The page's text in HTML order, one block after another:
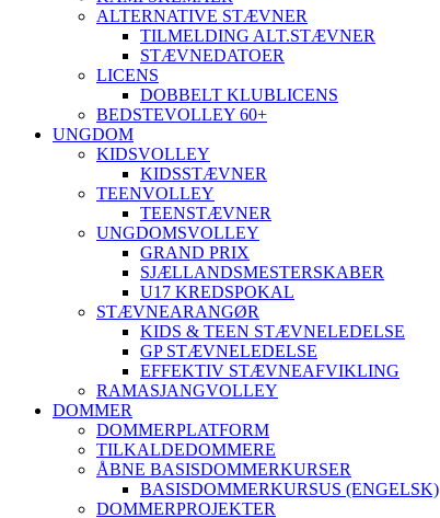
ALTERNATIVE STÆVNER
TILMELDING ALT.STÆVNER
STÆVNEDATOER
LICENS
DOBBELT KLUBLICENS
BEDSTEVOLLEY 60+
UNGDOM
KIDSVOLLEY
KIDSSTÆVNER
TEENVOLLEY
TEENSTÆVNER
UNGDOMSVOLLEY
GRAND PRIX
SJÆLLANDSMESTERSKABER
U17 KREDSPOKAL
STÆVNEARANGØR
KIDS & TEEN STÆVNELEDELSE
GP STÆVNELEDELSE
EFFEKTIV STÆVNEAFVIKLING
RAMASJANGVOLLEY
DOMMER
DOMMERPLATFORM
TILKALDEDOMMERE
ÅBNE BASISDOMMERKURSER
BASISDOMMERKURSUS (ENGELSK)
DOMMERPROJEKTER